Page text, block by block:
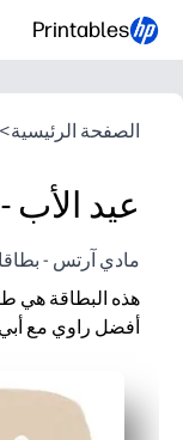
Printables
الصفحة الرئيسية>
عيد
مادي آرتس -
هذه البطاقة هي
أفضل راوي مع